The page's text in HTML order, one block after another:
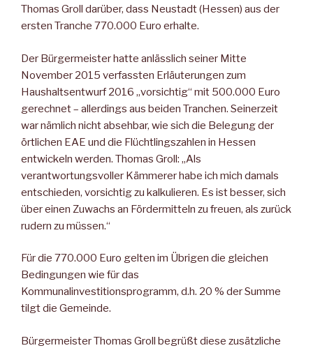
Thomas Groll darüber, dass Neustadt (Hessen) aus der
ersten Tranche 770.000 Euro erhalte.
Der Bürgermeister hatte anlässlich seiner Mitte
November 2015 verfassten Erläuterungen zum
Haushaltsentwurf 2016 „vorsichtig“ mit 500.000 Euro
gerechnet – allerdings aus beiden Tranchen. Seinerzeit
war nämlich nicht absehbar, wie sich die Belegung der
örtlichen EAE und die Flüchtlingszahlen in Hessen
entwickeln werden. Thomas Groll: „Als
verantwortungsvoller Kämmerer habe ich mich damals
entschieden, vorsichtig zu kalkulieren. Es ist besser, sich
über einen Zuwachs an Fördermitteln zu freuen, als zurück
rudern zu müssen.“
Für die 770.000 Euro gelten im Übrigen die gleichen
Bedingungen wie für das
Kommunalinvestitionsprogramm, d.h. 20 % der Summe
tilgt die Gemeinde.
Bürgermeister Thomas Groll begrüßt diese zusätzliche